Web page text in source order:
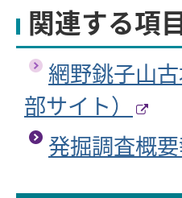
関連する項
網野銚子山
部サイト）
発掘調査概